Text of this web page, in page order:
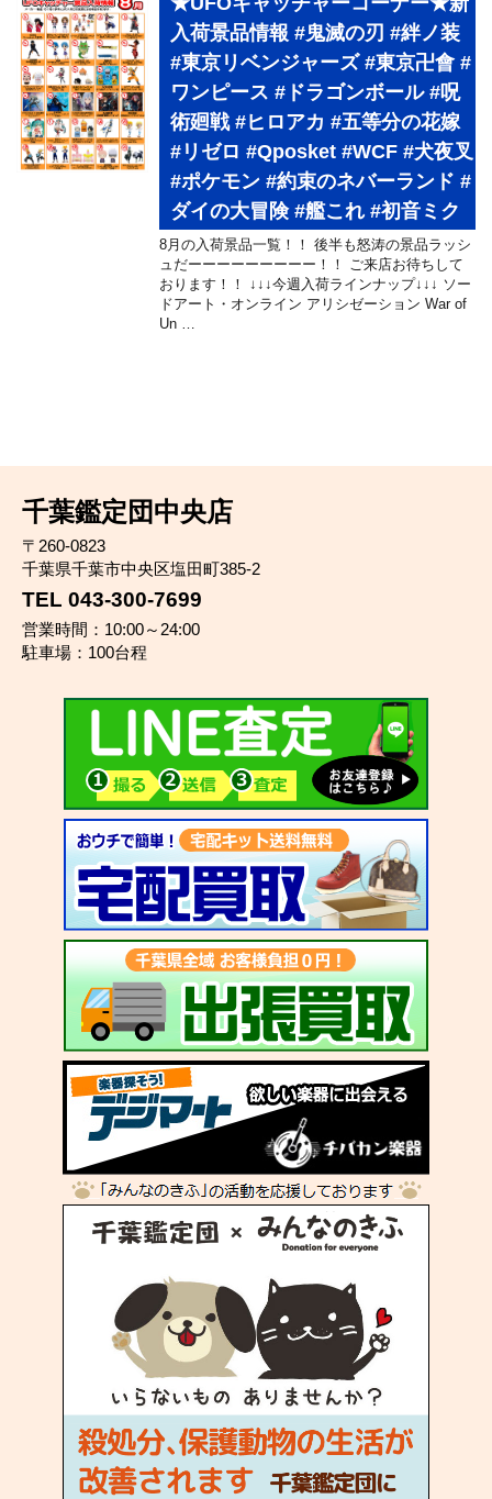
入荷景品情報 #鬼滅の刃 #絆ノ装
#東京リベンジャーズ #東京卍會 #
ワンピース #ドラゴンボール #呪
術廻戦 #ヒロアカ #五等分の花嫁
#リゼロ #Qposket #WCF #犬夜叉
#ポケモン #約束のネバーランド #
ダイの大冒険 #艦これ #初音ミク
8月の入荷景品一覧！！ 後半も怒涛の景品ラッシ
ュだーーーーーーーーー！！ ご来店お待ちして
おります！！ ↓↓↓今週入荷ラインナップ↓↓↓ ソー
ドアート・オンライン アリシゼーション War of
Un …
千葉鑑定団中央店
〒260-0823
千葉県千葉市中央区塩田町385-2
TEL 043-300-7699
営業時間：10:00～24:00
駐車場：100台程